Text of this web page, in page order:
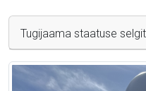
Tugijaama staatuse